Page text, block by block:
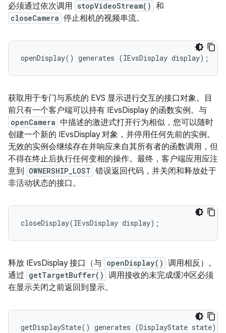
必须通过依次调用 stopVideoStream() 和
closeCamera 停止相机的视频串流。
openDisplay() generates (IEvsDisplay display);
获取用于专门与系统的 EVS 显示进行交互的接口对象。目
前只有一个客户端可以持有 IEvsDisplay 的函数实例。与
openCamera 中描述的激进式打开行为相似，您可以随时
创建一个新的 IEvsDisplay 对象，并停用任何先前的实例。
无效的实例会继续存在并响应来自其所有者的函数调用，但
不得在终止后执行任何变相的操作。最终，客户端应用应注
意到
OWNERSHIP_LOST 错误返回代码，并关闭和释放处于
非活动状态的接口。
closeDisplay(IEvsDisplay display);
释放 IEvsDisplay 接口（与 openDisplay() 调用相反）。
通过 getTargetBuffer() 调用接收的未完成缓冲区必须
在显示关闭之前返回到显示。
getDisplayState() generates (DisplayState state);